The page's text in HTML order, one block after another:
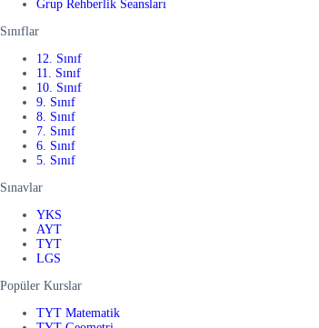
Grup Rehberlik Seansları
Sınıflar
12. Sınıf
11. Sınıf
10. Sınıf
9. Sınıf
8. Sınıf
7. Sınıf
6. Sınıf
5. Sınıf
Sınavlar
YKS
AYT
TYT
LGS
Popüler Kurslar
TYT Matematik